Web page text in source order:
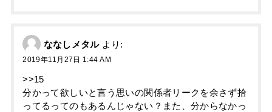
ななしメタル より:
2019年11月27日 1:44 AM
>>15
分かって欲しいと言う思いの関係者リークを余さず拾
ってるってのもあるんじゃない？また、分からなかっ